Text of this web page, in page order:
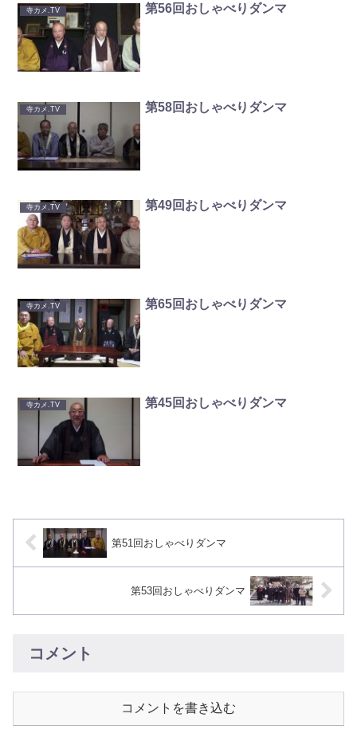
寺カメ.TV 第56回おしゃべりダンマ
寺カメ.TV 第58回おしゃべりダンマ
寺カメ.TV 第49回おしゃべりダンマ
寺カメ.TV 第65回おしゃべりダンマ
寺カメ.TV 第45回おしゃべりダンマ
第51回おしゃべりダンマ
第53回おしゃべりダンマ
コメント
コメントを書き込む